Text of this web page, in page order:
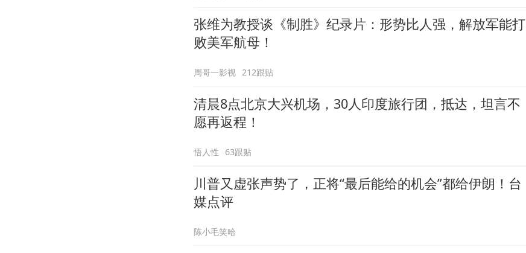
张维为教授谈《制胜》纪录片：形势比人强，解放军能打
败美军航母！
周哥一影视 212跟贴
清晨8点北京大兴机场，30人印度旅行团，抵达，坦言不
愿再返程！
悟人性 63跟贴
川普又虚张声势了，正将“最后能给的机会”都给伊朗！台
媒点评
陈小毛笑哈